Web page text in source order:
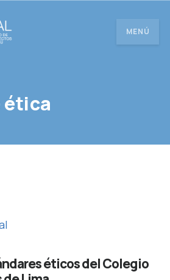
MENÚ
ética
éticos del Colegio